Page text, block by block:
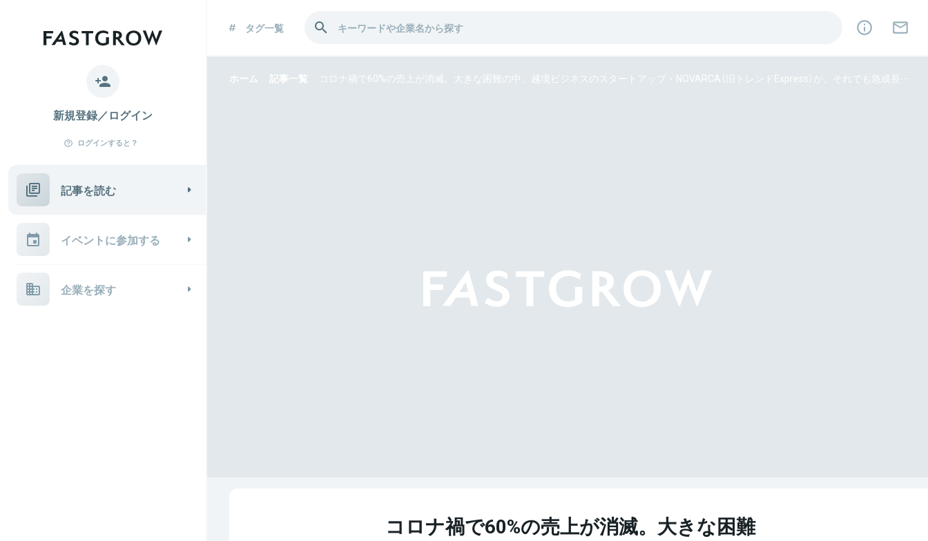
新規登録／ログイン
ログインすると？
記事を読む
イベントに参加する
企業を探す
タグ一覧
ホーム 記事一覧 コロナ禍で60%の売上が消滅。大きな困難の中、越境ビジネスのスタートアップ・NOVARCA（旧トレンドExpress）が、それでも急成長を遂げた理由
コロナ禍で60%の売上が消滅。大きな困難